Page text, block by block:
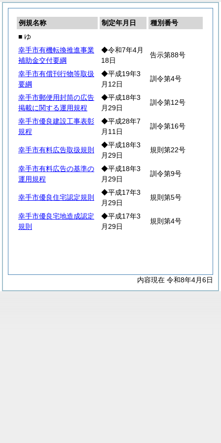
例規名称 制定年月日
種別番号
■ ゆ
幸手市有機転換推進事業
補助金交付要綱
◆令和7年4月
18日
告示第88号
幸手市有償刊行物等取扱
要綱
◆平成19年3
月12日
訓令第4号
幸手市郵便用封筒の広告
掲載に関する運用規程
◆平成18年3
月29日
訓令第12号
幸手市優良建設工事表彰
規程
◆平成28年7
月11日
訓令第16号
幸手市有料広告取扱規則
◆平成18年3
月29日
規則第22号
幸手市有料広告の基準の
運用規程
◆平成18年3
月29日
訓令第9号
幸手市優良住宅認定規則
◆平成17年3
月29日
規則第5号
幸手市優良宅地造成認定
規則
◆平成17年3
月29日
規則第4号
内容現在 令和8年4月6日